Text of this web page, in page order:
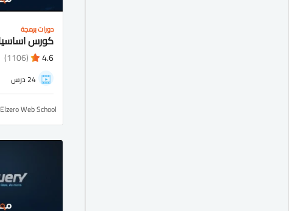
دورات برمجة
4.6
(1106)
24 درس
Elzero Web School